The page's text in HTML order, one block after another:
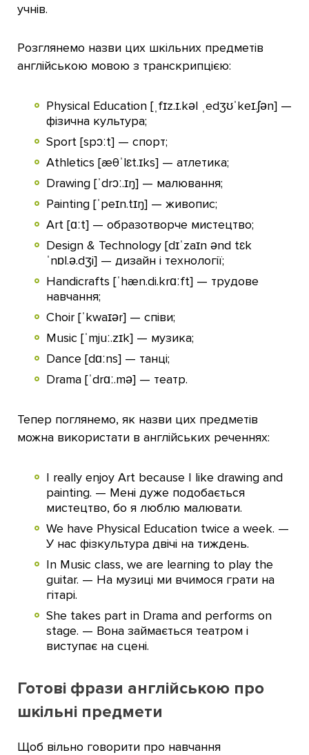
учнів.
Розглянемо назви цих шкільних предметів
англійською мовою з транскрипцією:
Physical Education [ˌfɪz.ɪ.kəl ˌedʒʊˈkeɪ.ʃən] —
фізична культура;
Sport [spɔːt] — спорт;
Athletics [æθˈlɛt.ɪks] — атлетика;
Drawing [ˈdrɔː.ɪŋ] — малювання;
Painting [ˈpeɪn.tɪŋ] — живопис;
Art [ɑːt] — образотворче мистецтво;
Design & Technology [dɪˈzaɪn ənd tɛk
ˈnɒl.ə.dʒi] — дизайн і технології;
Handicrafts [ˈhæn.di.krɑːft] — трудове
навчання;
Choir [ˈkwaɪər] — співи;
Music [ˈmjuː.zɪk] — музика;
Dance [dɑːns] — танці;
Drama [ˈdrɑː.mə] — театр.
Тепер поглянемо, як назви цих предметів
можна використати в англійських реченнях:
I really enjoy Art because I like drawing and
painting. — Мені дуже подобається
мистецтво, бо я люблю малювати.
We have Physical Education twice a week. —
У нас фізкультура двічі на тиждень.
In Music class, we are learning to play the
guitar. — На музиці ми вчимося грати на
гітарі.
She takes part in Drama and performs on
stage. — Вона займається театром і
виступає на сцені.
Готові фрази англійською про
шкільні предмети
Щоб вільно говорити про навчання